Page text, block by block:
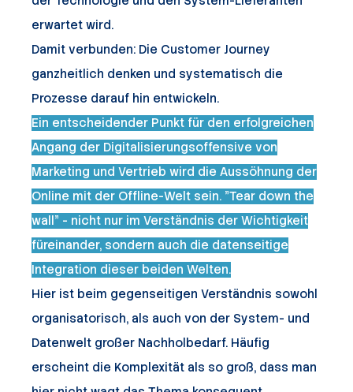
erwartet wird.
Damit verbunden: Die Customer Journey
ganzheitlich denken und systematisch die
Prozesse darauf hin entwickeln.
Ein entscheidender Punkt für den erfolgreichen
Angang der Digitalisierungsoffensive von
Marketing und Vertrieb wird die Aussöhnung der
Online mit der Offline-Welt sein. "Tear down the
wall" - nicht nur im Verständnis der Wichtigkeit
füreinander, sondern auch die datenseitige
Integration dieser beiden Welten.
Hier ist beim gegenseitigen Verständnis sowohl
organisatorisch, als auch von der System- und
Datenwelt großer Nachholbedarf. Häufig
erscheint die Komplexität als so groß, dass man